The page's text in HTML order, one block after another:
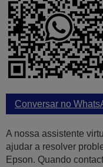
Conversar no
A nossa assistente
ajudar a resolver
Epson. Quando